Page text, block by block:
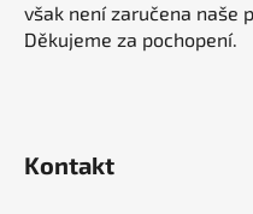
však není zaručena naše
Děkujeme za pochopení.
Kontakt